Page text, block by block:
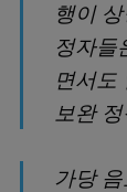
행이
정자들
면서도
보완
가당